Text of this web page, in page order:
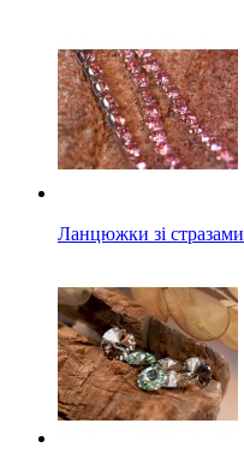
Ланцюжки зі стразами